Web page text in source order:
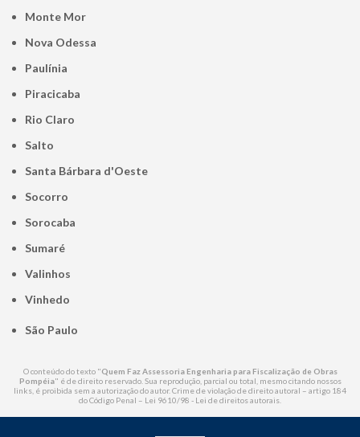
Monte Mor
Nova Odessa
Paulínia
Piracicaba
Rio Claro
Salto
Santa Bárbara d'Oeste
Socorro
Sorocaba
Sumaré
Valinhos
Vinhedo
São Paulo
O conteúdo do texto "Quem Faz Assessoria Engenharia para Fiscalização de Obras
Pompéia" é de direito reservado. Sua reprodução, parcial ou total, mesmo citando nossos
links, é proibida sem a autorização do autor. Crime de violação de direito autoral – artigo 184
do Código Penal – Lei 9610/98 - Lei de direitos autorais